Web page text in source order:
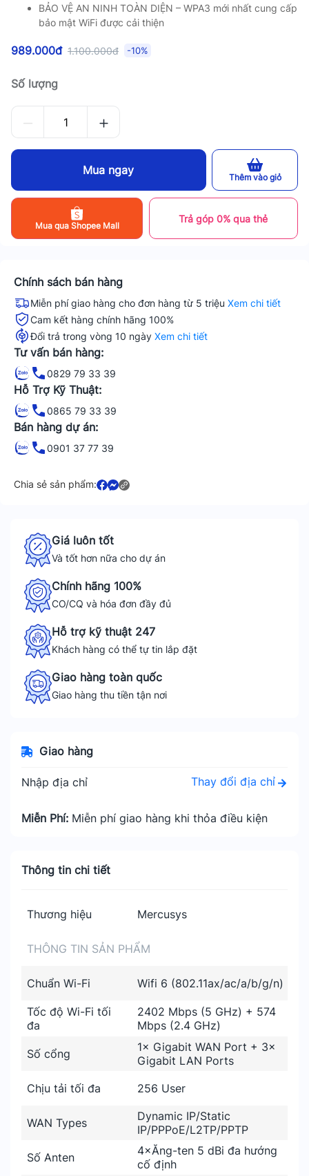
BẢO VỆ AN NINH TOÀN DIỆN – WPA3 mới nhất cung cấp
bảo mật WiFi được cải thiện
989.000đ 1.100.000đ -10%
Số lượng
Mua ngay Thêm vào giỏ
Mua qua Shopee Mall
Trả góp 0% qua thẻ
Chính sách bán hàng
Miễn phí giao hàng cho đơn hàng từ 5 triệu Xem chi tiết
Cam kết hàng chính hãng 100%
Đổi trả trong vòng 10 ngày Xem chi tiết
Tư vấn bán hàng:
0829 79 33 39
Hỗ Trợ Kỹ Thuật:
0865 79 33 39
Bán hàng dự án:
0901 37 77 39
Chia sẻ sản phẩm:
Giá luôn tốt
Và tốt hơn nữa cho dự án
Chính hãng 100%
CO/CQ và hóa đơn đầy đủ
Hỗ trợ kỹ thuật 247
Khách hàng có thể tự tin lắp đặt
Giao hàng toàn quốc
Giao hàng thu tiền tận nơi
Giao hàng
Nhập địa chỉ Thay đổi địa chỉ
Miễn Phí: Miễn phí giao hàng khi thỏa điều kiện
Thông tin chi tiết
Thương hiệu Mercusys
THÔNG TIN SẢN PHẨM
Chuẩn Wi-Fi Wifi 6 (802.11ax/ac/a/b/g/n)
Tốc độ Wi-Fi tối
đa
2402 Mbps (5 GHz) + 574
Mbps (2.4 GHz)
Số cổng
1× Gigabit WAN Port + 3×
Gigabit LAN Ports
Chịu tải tối đa
256 User
WAN Types
Dynamic IP/Static
IP/PPPoE/L2TP/PPTP
Số Anten
4×Ăng-ten 5 dBi đa hướng
cố định